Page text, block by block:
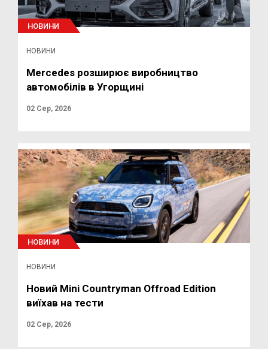
НОВИНИ
НОВИНИ
Mercedes розширює виробництво
автомобілів в Угорщині
02 Сер, 2026
НОВИНИ
НОВИНИ
Новий Mini Countryman Offroad Edition
виїхав на тести
02 Сер, 2026